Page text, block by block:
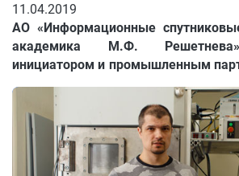
11.04.2019
АО «Информационные
академика М.Ф.
инициатором и промышленным
образовательного центра
информационные системы и
планируется создать в
округе.